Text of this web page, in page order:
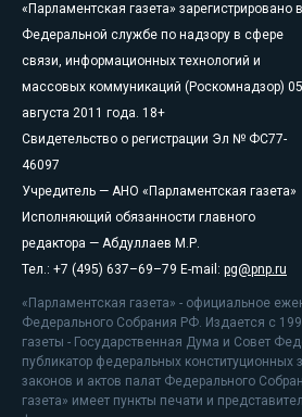
«Парламентская газета» зарегистрировано в
Федеральной службе по надзору в сфере
связи, информационных технологий и
массовых коммуникаций (Роскомнадзор) 05
августа 2011 года. 18+
Свидетельство о регистрации Эл № ФС77-
46097
Учредитель — АНО «Парламентская газета»
Исполняющий обязанности главного
редактора — Абдуллаев М.Р.
Тел.: +7 (495) 637–69–79 E-mail: pg@pnp.ru
«Парламентская газета» - официальное
Федерального Собрания РФ. Издается с
газеты - Государственная Дума и Совет
публикатор федеральных конституционных
законов и актов палат Федерального
газета» имеет пункты печати и